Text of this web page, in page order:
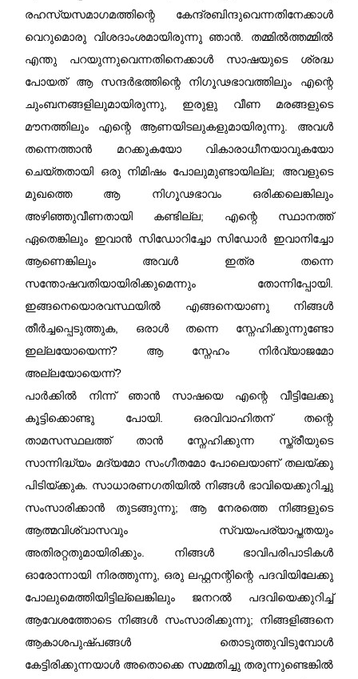
രഹസ്യസമാഗമത്തിന്റെ കേന്ദ്രബിന്ദുവെന്നതിനേക്കാൾ
വെറുമൊരു വിശദാംശമായിരുന്നു ഞാൻ. തമ്മിൽത്തമ്മിൽ
എന്തു പറയുന്നുവെന്നതിനെക്കാൾ സാഷയുടെ ശ്രദ്ധ
പോയത് ആ സന്ദർഭത്തിന്റെ നിഗൂഢഭാവത്തിലും എന്റെ
ചുംബനങ്ങളിലുമായിരുന്നു, ഇരുളു വീണ മരങ്ങളുടെ
മൗനത്തിലും എന്റെ ആണയിടലുകളുമായിരുന്നു. അവൾ
തന്നെത്താൻ മറക്കുകയോ വികാരാധീനയാവുകയോ
ചെയ്തതായി ഒരു നിമിഷം പോലുമുണ്ടായില്ല; അവളുടെ
മുഖത്തെ ആ നിഗൂഢഭാവം ഒരിക്കലെങ്കിലും
അഴിഞ്ഞുവീണതായി കണ്ടില്ല; എന്റെ സ്ഥാനത്ത്
ഏതെങ്കിലും ഇവാൻ സിഡോറിച്ചോ സിഡോർ ഇവാനിച്ചോ
ആണെങ്കിലും അവൾ ഇത്ര തന്നെ
സന്തോഷവതിയായിരിക്കുമെന്നും തോന്നിപ്പോയി.
ഇങ്ങനെയൊരവസ്ഥയിൽ എങ്ങനെയാണു നിങ്ങൾ
തീർച്ചപ്പെടുത്തുക, ഒരാൾ തന്നെ സ്നേഹിക്കുന്നുണ്ടോ
ഇല്ലയോയെന്ന്? ആ സ്നേഹം നിർവ്യാജമോ
അല്ലയോയെന്ന്?
പാർക്കിൽ നിന്ന് ഞാൻ സാഷയെ എന്റെ വീട്ടിലേക്കു
കൂട്ടിക്കൊണ്ടു പോയി. ഒരവിവാഹിതന്‌ തന്റെ
താമസസ്ഥലത്ത് താൻ സ്നേഹിക്കുന്ന സ്ത്രീയുടെ
സാന്നിദ്ധ്യം മദ്യമോ സംഗീതമോ പോലെയാണ്‌ തലയ്ക്കു
പിടിയ്ക്കുക. സാധാരണഗതിയിൽ നിങ്ങൾ ഭാവിയെക്കുറിച്ചു
സംസാരിക്കാൻ തുടങ്ങുന്നു; ആ നേരത്തെ നിങ്ങളുടെ
ആത്മവിശ്വാസവും സ്വയംപര്യാപ്തതയും
അതിരറ്റതുമായിരിക്കും. നിങ്ങൾ ഭാവിപരിപാടികൾ
ഓരോന്നായി നിരത്തുന്നു, ഒരു ലഫ്റ്റനന്റിന്റെ പദവിയിലേക്കു
പോലുമെത്തിയിട്ടില്ലെങ്കിലും ജനറൽ പദവിയെക്കുറിച്ച്
ആവേശത്തോടെ നിങ്ങൾ സംസാരിക്കുന്നു; നിങ്ങളിങ്ങനെ
ആകാശപുഷ്പങ്ങൾ തൊടുത്തുവിടുമ്പോൾ
കേട്ടിരിക്കുന്നയാൾ അതൊക്കെ സമ്മതിച്ചു തരുന്നുണ്ടെങ്കിൽ